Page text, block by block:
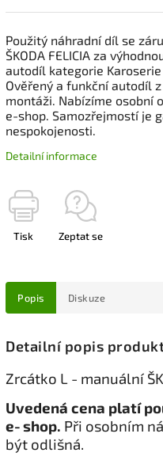
Použitý náhradní díl se
ŠKODA FELICIA za
autodíl kategorie
Ověřený a funkční autodíl
montáži. Nabízíme osobní
e-shop. Samozřejmostí je
nespokojenosti.
Detailní informace
Tisk Zeptat se
Popis Diskuze
Detailní popis
Zrcátko L - manuální
Uvedená cena platí
e‑shop. Při osobním
být odlišná.